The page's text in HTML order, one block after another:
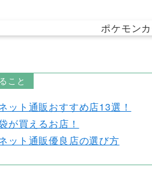
こと
ット通販おすすめ店13選！
が買えるお店！
ット通販優良店の選び方